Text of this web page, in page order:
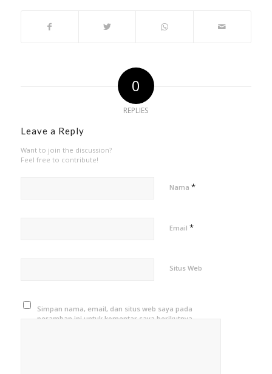
0
REPLIES
Leave a Reply
Want to join the discussion?
Feel free to contribute!
Nama *
Email *
Situs Web
Simpan nama, email, dan situs web saya pada
peramban ini untuk komentar saya berikutnya.